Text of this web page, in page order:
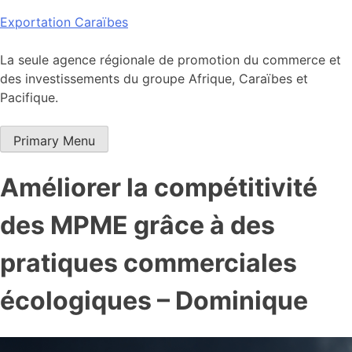
Skip
content
Exportation Caraïbes
La seule agence régionale de promotion du commerce et
des investissements du groupe Afrique, Caraïbes et
Pacifique.
Primary Menu
Améliorer la compétitivité
des MPME grâce à des
pratiques commerciales
écologiques – Dominique